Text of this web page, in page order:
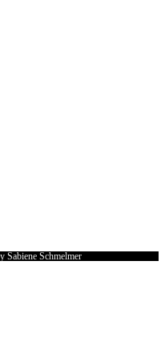
Sabiene Schmelmer